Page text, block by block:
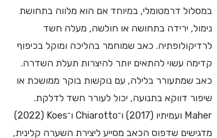
במסלול דרמטומלי, במיוחד אם הוא מלווה בתחושת
נימול, ירידה בתחושה או חולשה, מעלה חשד
לרדיקולופתיה. כאב שמוחמר בהליכה ומוקל בכיפוף
קדימה עשוי להתאים יותר להיצרות תעלת השדרה.
כאב שמתעורר בלילה, עם נוקשות בוקר ממושכת או
שיפור דווקא בתנועה, יכול לעורר חשד לדלקת.
Maher ועמיתיו (2017) ו־Chiarotto ו־Koes ‏(2022)
מדגישים שדפוס הכאב מסייע ליצירת השערה קלינית,